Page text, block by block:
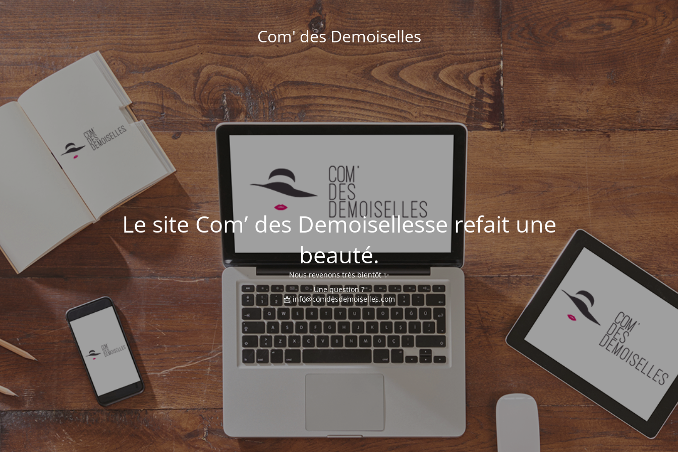
Com' des Demoiselles
Le site Com’ des Demoisellesse refait une
beauté.
Nous revenons très bientôt ✨
Une question ?
📩 info@comdesdemoiselles.com